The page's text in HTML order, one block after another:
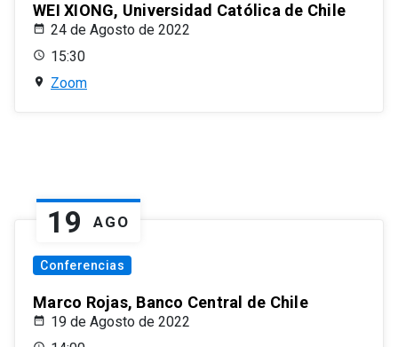
WEI XIONG, Universidad Católica de Chile
24 de Agosto de 2022
15:30
Zoom
19 AGO
Conferencias
Marco Rojas, Banco Central de Chile
19 de Agosto de 2022